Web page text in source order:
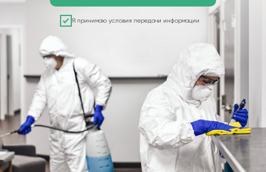
Я принимаю условия передачи информации